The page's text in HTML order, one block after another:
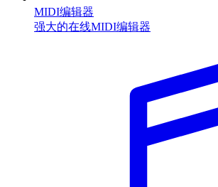
MIDI编辑器
强大的在线MIDI编辑器